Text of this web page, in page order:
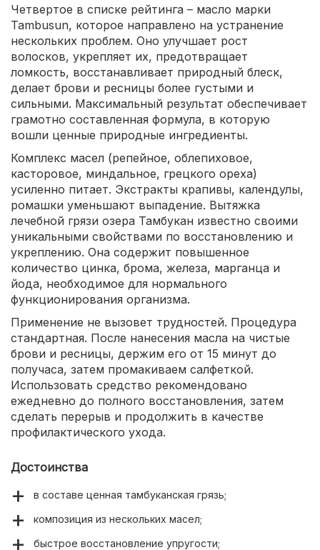
Четвертое в списке рейтинга – масло марки
Tambusun, которое направлено на устранение
нескольких проблем. Оно улучшает рост
волосков, укрепляет их, предотвращает
ломкость, восстанавливает природный блеск,
делает брови и ресницы более густыми и
сильными. Максимальный результат обеспечивает
грамотно составленная формула, в которую
вошли ценные природные ингредиенты.
Комплекс масел (репейное, облепиховое,
касторовое, миндальное, грецкого ореха)
усиленно питает. Экстракты крапивы, календулы,
ромашки уменьшают выпадение. Вытяжка
лечебной грязи озера Тамбукан известно своими
уникальными свойствами по восстановлению и
укреплению. Она содержит повышенное
количество цинка, брома, железа, марганца и
йода, необходимое для нормального
функционирования организма.
Применение не вызовет трудностей. Процедура
стандартная. После нанесения масла на чистые
брови и ресницы, держим его от 15 минут до
получаса, затем промакиваем салфеткой.
Использовать средство рекомендовано
ежедневно до полного восстановления, затем
сделать перерыв и продолжить в качестве
профилактического ухода.
Достоинства
в составе ценная тамбуканская грязь;
композиция из нескольких масел;
быстрое восстановление упругости;